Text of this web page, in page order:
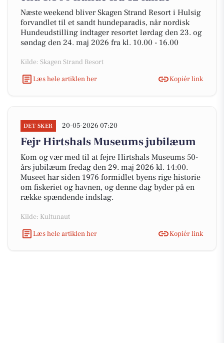
Næste weekend bliver Skagen Strand Resort i Hulsig
forvandlet til et sandt hundeparadis, når nordisk
Hundeudstilling indtager resortet lørdag den 23. og
søndag den 24. maj 2026 fra kl. 10.00 - 16.00
Kilde: Skagen Strand Resort
Læs hele artiklen her
Kopiér link
DET SKER 20-05-2026 07:20
Fejr Hirtshals Museums jubilæum
Kom og vær med til at fejre Hirtshals Museums 50-
års jubilæum fredag den 29. maj 2026 kl. 14:00.
Museet har siden 1976 formidlet byens rige historie
om fiskeriet og havnen, og denne dag byder på en
række spændende indslag.
Kilde: Kultunaut
Læs hele artiklen her
Kopiér link